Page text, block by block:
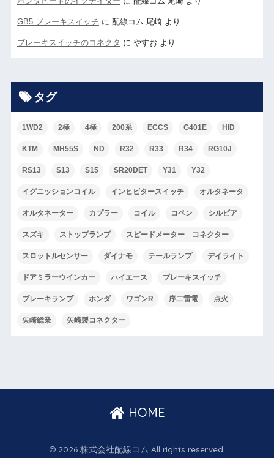
GB5 ブレーキスイッチ に 配線コム 尾崎より
ブレーキスイッチのコネクタ に やすお より
タグ
1WD2 2極 4極 200系 ECCS G401E HID
KTM MH55S ND R32 R33 R34 RG10J
RS13 S13 S15 SR20DET Y31 Y32
イグニッションコイル インヒビタースイッチ オルタネータ
オルタネーター カプラー コイル コペン シルビア
スズキ ストップランプ スピードメーター コネクター
スロットルセンサー ダイナモ テールランプ デイライト
ドアミラーウインカー ハイエース ブレーキスイッチ
ブレーキランプ ホンダ ワゴンR 序二雷電 点火
矢崎総業 矢崎製コネクター
HOME
© 2026 株式会社配線コム All rights reserved.